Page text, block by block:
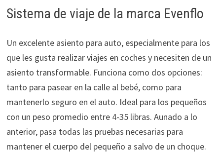
Sistema de viaje de la marca Evenflo
Un excelente asiento para auto, especialmente para los
que les gusta realizar viajes en coches y necesiten de un
asiento transformable. Funciona como dos opciones:
tanto para pasear en la calle al bebé, como para
mantenerlo seguro en el auto. Ideal para los pequeños
con un peso promedio entre 4-35 libras. Aunado a lo
anterior, pasa todas las pruebas necesarias para
mantener el cuerpo del pequeño a salvo de un choque.